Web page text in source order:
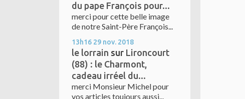
du pape François pour...
merci pour cette belle image
de notre Saint-Père François...
13h16 29 nov. 2018
le lorrain sur Lironcourt
(88) : le Charmont,
cadeau irréel du...
merci Monsieur Michel pour
vos articles toujours aussi...